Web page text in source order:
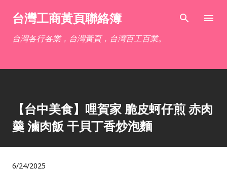
跳到主要內容
台灣工商黃頁聯絡簿
台灣各行各業，台灣黃頁，台灣百工百業。
【台中美食】哩賀家 脆皮蚵仔煎 赤肉
羹 滷肉飯 干貝丁香炒泡麵
6/24/2025